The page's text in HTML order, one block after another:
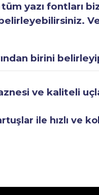
yazı fontları
birini
ve kaliteli
ile hızlı ve